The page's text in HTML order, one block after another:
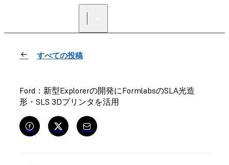
すべての投稿
Ford：新型Explorerの開発にFormlabsのSLA光造
形・SLS 3Dプリンタを活用